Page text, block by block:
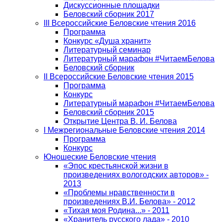
Дискуссионные площадки
Беловский сборник 2017
III Всероссийские Беловские чтения 2016
Программа
Конкурс «Душа хранит»
Литературный семинар
Литературный марафон #ЧитаемБелова
Беловский сборник
II Всероссийские Беловские чтения 2015
Программа
Конкурс
Литературный марафон #ЧитаемБелова
Беловский сборник 2015
Открытие Центра В. И. Белова
I Межрегиональные Беловские чтения 2014
Программа
Конкурс
Юношеские Беловские чтения
«Эпос крестьянской жизни в
произведениях вологодских авторов» -
2013
«Проблемы нравственности в
произведениях В.И. Белова» - 2012
«Тихая моя Родина...» - 2011
«Хранитель русского лада» - 2010